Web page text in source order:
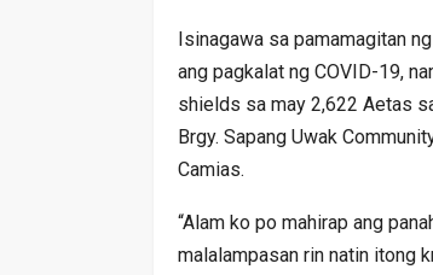
Isinagawa sa pamamagitan
ang pagkalat ng COVID-19,
shields sa may 2,622 Aetas
Brgy. Sapang Uwak
Camias.
“Alam ko po mahirap ang
malalampasan rin natin itong